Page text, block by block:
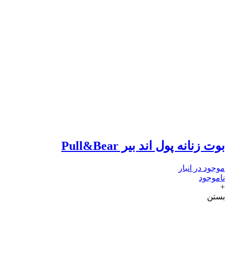
بوت زنانه پول اند بیر Pull&Bear
موجود در انبار
ناموجود
+
بستن